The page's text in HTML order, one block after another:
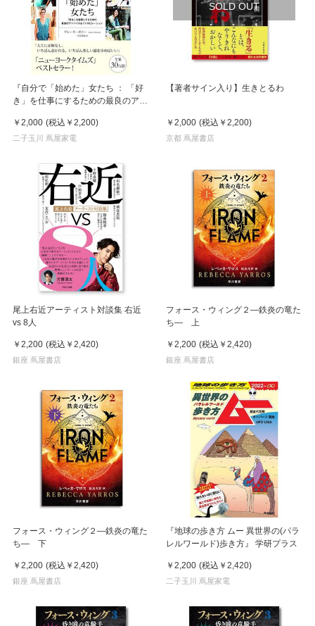
『自分で「始めた」女たち ： 「好
き」を仕事にするための最良のアド
ース・ボニー/著, 月谷真紀/翻訳
（海と月社）
￥2,000 (税込 ￥2,200)
二子玉川 蔦屋家電
SOLD OUT
【著者サイン入り】生きとるわ
￥2,000 (税込 ￥2,200)
京都 蔦屋書店
尾上右近アーティスト対談集 右近
vs 8人
￥2,200 (税込 ￥2,420)
銀座 蔦屋書店
フォース・ウィング２―鉄炎の竜た
ち― 上
￥2,200 (税込 ￥2,420)
銀座 蔦屋書店
フォース・ウィング２―鉄炎の竜た
ち― 下
￥2,200 (税込 ￥2,420)
銀座 蔦屋書店
『地球の歩き方 ムー 異世界の(パラ
レルワールド)歩き方』 学研プラス
￥2,200 (税込 ￥2,420)
二子玉川 蔦屋家電